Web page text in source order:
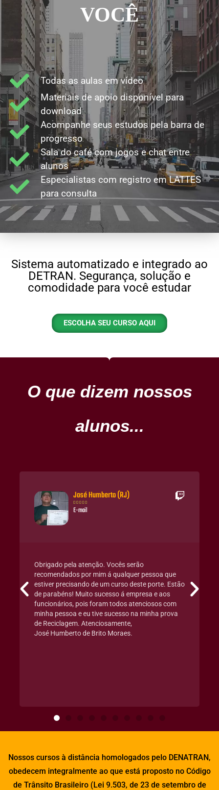
VOCÊ
Todas as aulas em vídeo
Materiais de apoio disponível para
download
Acompanhe seus estudos pela barra de
progresso
Sala do café com jogos e chat entre
alunos
Especialistas com registro em LATTES
para consulta
Sistema automatizado e integrado ao
DETRAN. Segurança, solução e
comodidade para você estudar
ESCOLHA SEU CURSO AQUI
O que dizem nossos
alunos...
José Humberto (RJ)
    
E-mail
Obrigado pela atenção. Vocês serão
recomendados por mim á qualquer pessoa que
estiver precisando de um curso deste porte. Estão
de parabéns! Muito sucesso á empresa e aos
funcionários, pois foram todos atenciosos com
minha pessoa e eu tive sucesso na minha prova
de Reciclagem. Atenciosamente,
José Humberto de Brito Moraes.
Nossos cursos à distância homologados pelo DENATRAN,
obedecem integralmente ao que está proposto no Código
de Trânsito Brasileiro (Lei 9.503, de 23 de setembro de